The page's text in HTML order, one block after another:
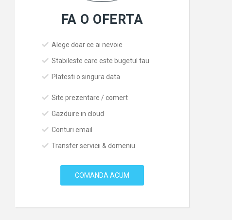
FA O OFERTA
Alege doar ce ai nevoie
Stabileste care este bugetul tau
Platesti o singura data
Site prezentare / comert
Gazduire in cloud
Conturi email
Transfer servicii & domeniu
COMANDA ACUM